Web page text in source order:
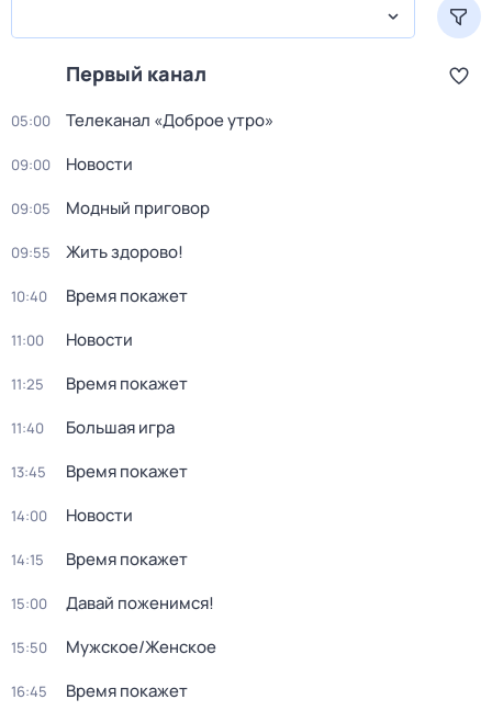
Первый канал
05:00 Телеканал «Доброе утро»
09:00 Новости
09:05 Модный приговор
09:55 Жить здорово!
10:40 Время покажет
11:00 Новости
11:25 Время покажет
11:40 Большая игра
13:45 Время покажет
14:00 Новости
14:15 Время покажет
15:00 Давай поженимся!
15:50 Мужское/Женское
16:45 Время покажет